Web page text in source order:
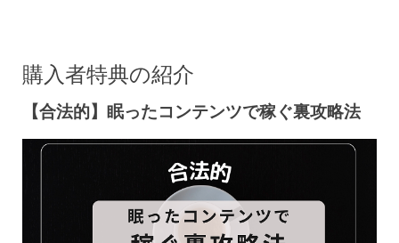
購入者特典の紹介
【合法的】眠ったコンテンツで稼ぐ裏攻略法